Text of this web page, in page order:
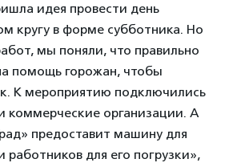
идея провести день
кругу в форме субботника. Но
мы поняли, что правильно
помощь горожан, чтобы
К мероприятию подключились
коммерческие организации. А
предоставит машину для
работников для его погрузки»,